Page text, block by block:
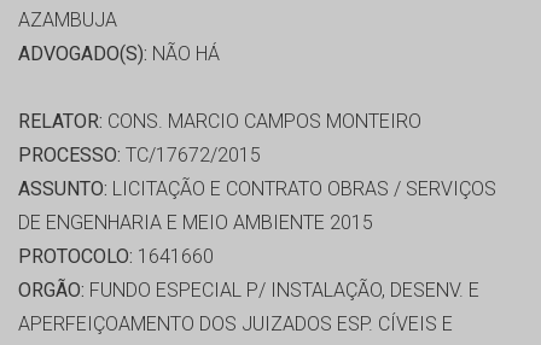
AZAMBUJA
ADVOGADO(S): NÃO HÁ
RELATOR: CONS. MARCIO CAMPOS MONTEIRO
PROCESSO: TC/17672/2015
ASSUNTO: LICITAÇÃO E CONTRATO OBRAS / SERVIÇOS
DE ENGENHARIA E MEIO AMBIENTE 2015
PROTOCOLO: 1641660
ORGÃO: FUNDO ESPECIAL P/ INSTALAÇÃO, DESENV. E
APERFEIÇOAMENTO DOS JUIZADOS ESP. CÍVEIS E